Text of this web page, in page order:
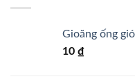
Gioăng ống
10 ₫